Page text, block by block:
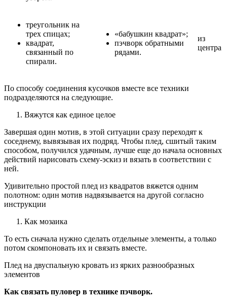
треугольник на
трех спицах;
квадрат,
связанный по
спирали.
«бабушкин квадрат»;
пэчворк обратными
рядами.
из
центра
По способу соединения кусочков вместе все техники
подразделяются на следующие.
Вяжутся как единое целое
Завершая один мотив, в этой ситуации сразу переходят к
соседнему, вывязывая их подряд. Чтобы плед, сшитый таким
способом, получился удачным, лучше еще до начала основных
действий нарисовать схему-эскиз и вязать в соответствии с
ней.
Удивительно простой плед из квадратов вяжется одним
полотном: один мотив надвязывается на другой согласно
инструкции
Как мозаика
То есть сначала нужно сделать отдельные элементы, а только
потом скомпоновать их и связать вместе.
Плед на двуспальную кровать из ярких разнообразных
элементов
Как связать пуловер в технике пэчворк.